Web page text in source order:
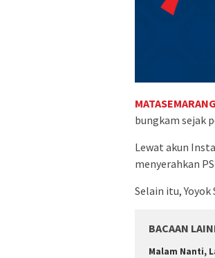
bungkam sejak
Lewat akun
menyerahkan
Selain itu,
BACAAN
Malam Nanti,